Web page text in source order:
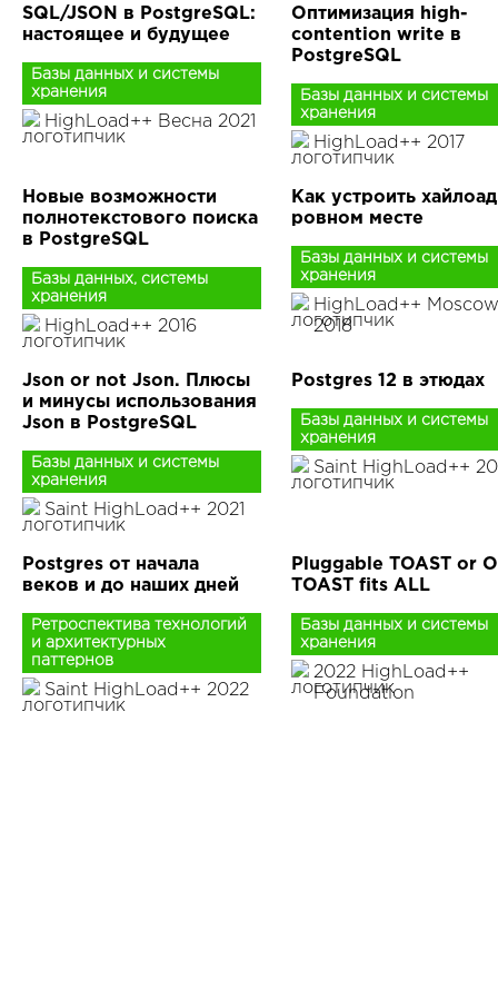
SQL/JSON в PostgreSQL:
настоящее и будущее
Базы данных и системы
хранения
HighLoad++ Весна 2021
Оптимизация high-
contention write в
PostgreSQL
Базы данных и системы
хранения
HighLoad++ 2017
Новые возможности
полнотекстового поиска
в PostgreSQL
Базы данных, системы
хранения
HighLoad++ 2016
Как устроить
ровном месте
Базы данных и системы
хранения
HighLoad++ Moscow
2018
Json or not Json. Плюсы
и минусы использования
Json в PostgreSQL
Базы данных и системы
хранения
Saint HighLoad++ 2021
Postgres 12 в этюдах
Базы данных и системы
хранения
Saint HighLoad++
Postgres от начала
веков и до наших дней
Ретроспектива технологий
и архитектурных
паттернов
Saint HighLoad++ 2022
Pluggable TOAST or
TOAST fits ALL
Базы данных и системы
хранения
2022 HighLoad++
Foundation